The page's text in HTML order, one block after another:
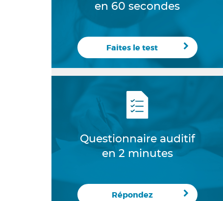
en 60 secondes
Faites le test
Questionnaire auditif
en 2 minutes
Répondez